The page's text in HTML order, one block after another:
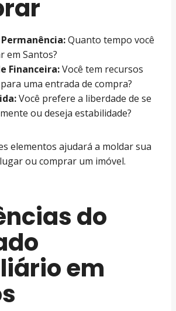
Quanto tempo você
em Santos?
Financeira:Você tem recursos
uma entrada de compra?
Você prefere a liberdade de se
ou deseja estabilidade?
elementos ajudará a moldar sua
ou comprar um imóvel.
do
em